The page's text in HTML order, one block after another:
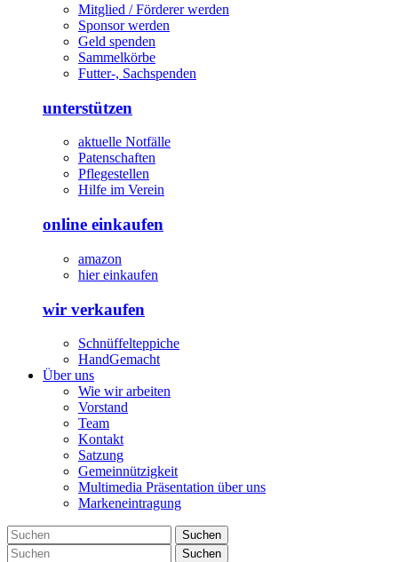
Mitglied / Förderer werden
Sponsor werden
Geld spenden
Sammelkörbe
Futter-, Sachspenden
unterstützen
aktuelle Notfälle
Patenschaften
Pflegestellen
Hilfe im Verein
online einkaufen
amazon
hier einkaufen
wir verkaufen
Schnüffelteppiche
HandGemacht
Über uns
Wie wir arbeiten
Vorstand
Team
Kontakt
Satzung
Gemeinnützigkeit
Multimedia Präsentation über uns
Markeneintragung
Suchen
Suchen